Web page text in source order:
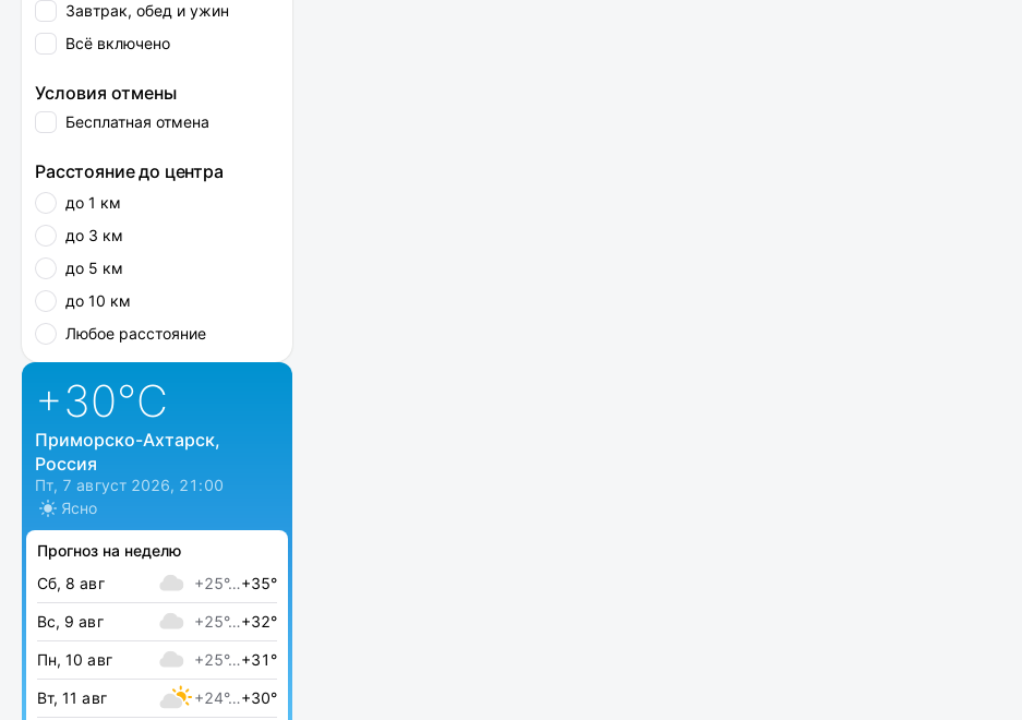
Завтрак, обед и ужин
Всё включено
Условия отмены
Бесплатная отмена
Расстояние до центра
до 1 км
до 3 км
до 5 км
до 10 км
Любое расстояние
+30°C
Приморско-Ахтарск,
Россия
Пт, 7 август 2026, 21:00
Ясно
Прогноз на неделю
Сб, 8 авг
+25°…+35°
Вс, 9 авг +25°…+32°
Пн, 10 авг +25°…+31°
Вт, 11 авг +24°…+30°